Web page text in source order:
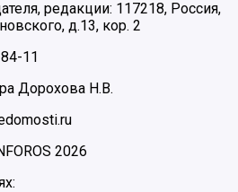
редакции: 117218, Россия,
д.13, кор. 2
11
Дорохова Н.В.
2026